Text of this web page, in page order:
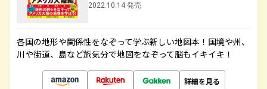
2022.10.14 発売
各国の地形や関係性をなぞって学ぶ新しい地図本！国境や州、
川や街道、島など旅気分で地図をなぞって脳もイキイキ！
詳細を見る